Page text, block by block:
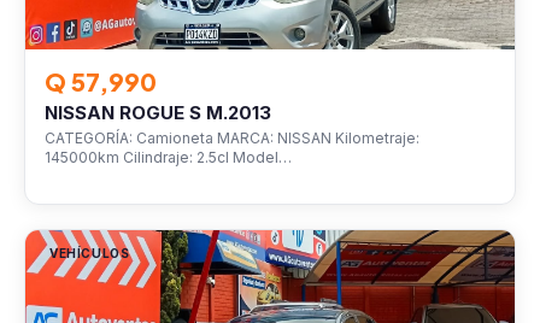
Q 57,990
NISSAN ROGUE S M.2013
CATEGORÍA: Camioneta MARCA: NISSAN Kilometraje:
145000km Cilindraje: 2.5cl Model…
VEHÍCULOS